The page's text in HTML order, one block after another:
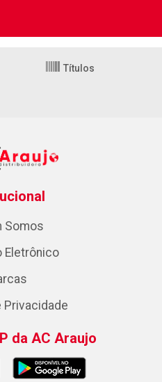
Títulos
Somos
Eletrônico
Privacidade
da AC Araujo